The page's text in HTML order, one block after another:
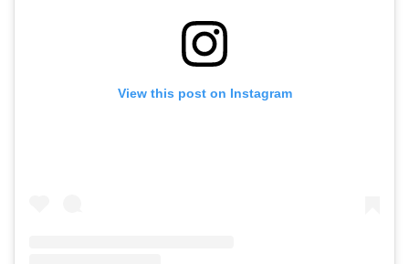
View this post on Instagram